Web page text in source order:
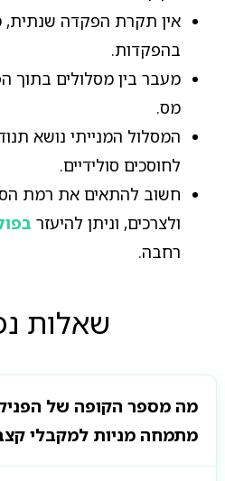
אין תקרת הפקדה שנתית,
בהפקדות.
מעבר בין מסלולים בתוך
מס.
המסלול המנייתי נושא
לחוסכים סולידיים.
חשוב להתאים את רמת
ולצרכים, וניתן להיעזר
רחבה.
שאלות
מה מספר הקופה של
מתמחה מניות למקבלי